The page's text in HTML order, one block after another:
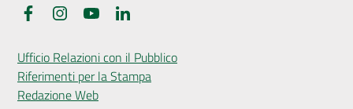
FacebookInstagramYouTube
Ufficio Relazioni con il Pubblico
Riferimenti per la Stampa
Redazione Web